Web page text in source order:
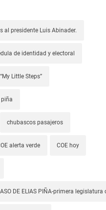
al presidente Luis Abinader.
de identidad y electoral
Little Steps”
chubascos pasajeros
alerta verde COE hoy
DE ELIAS PIÑA-primera legislatura